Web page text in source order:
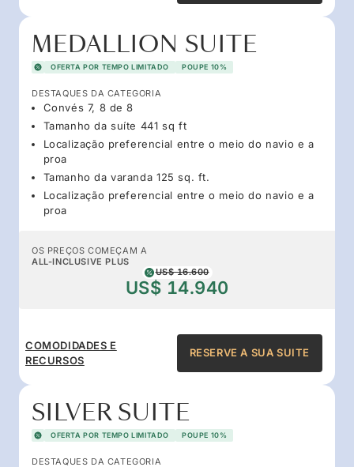
MEDALLION SUITE
OFERTA POR TEMPO LIMITADO POUPE 10%
DESTAQUES DA CATEGORIA
Convés 7, 8 de 8
Tamanho da suíte 441 sq ft
Localização preferencial entre o meio do navio e a
proa
Tamanho da varanda 125 sq. ft.
Localização preferencial entre o meio do navio e a
proa
OS PREÇOS COMEÇAM A
ALL-INCLUSIVE PLUS
US$ 16.600
US$ 14.940
COMODIDADES E
RECURSOS
RESERVE A SUA SUITE
SILVER SUITE
OFERTA POR TEMPO LIMITADO POUPE 10%
DESTAQUES DA CATEGORIA